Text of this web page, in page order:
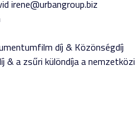
irene@urbangroup.biz
díj & Közönségdíj
& a zsűri különdíja a nemzetközi